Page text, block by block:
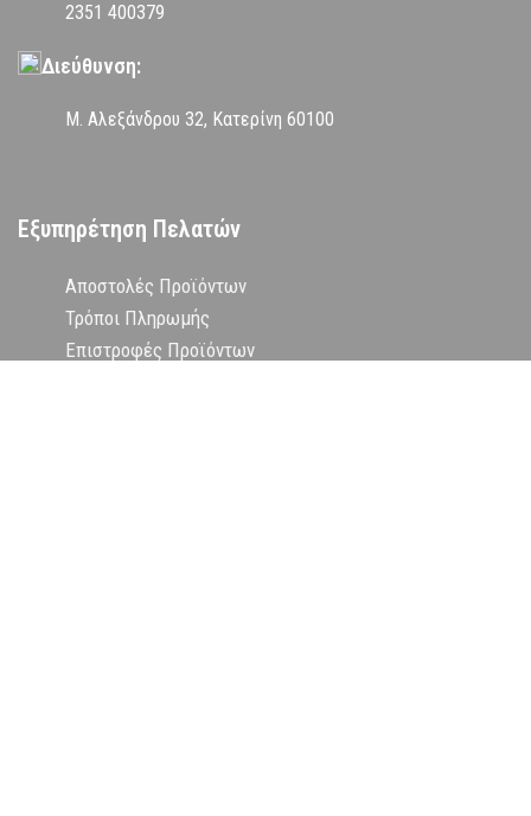
2351 400379
Διεύθυνση:
Μ. Αλεξάνδρου 32, Κατερίνη 60100
Εξυπηρέτηση Πελατών
Αποστολές Προϊόντων
Τρόποι Πληρωμής
Επιστροφές Προϊόντων